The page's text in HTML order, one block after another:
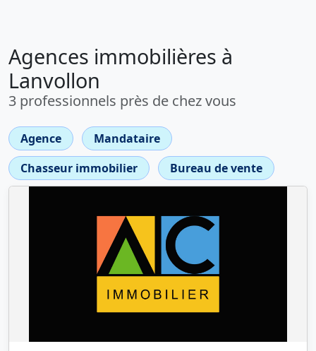
Agences immobilières à
Lanvollon
3 professionnels près de chez vous
Agence
Mandataire
Chasseur immobilier
Bureau de vente